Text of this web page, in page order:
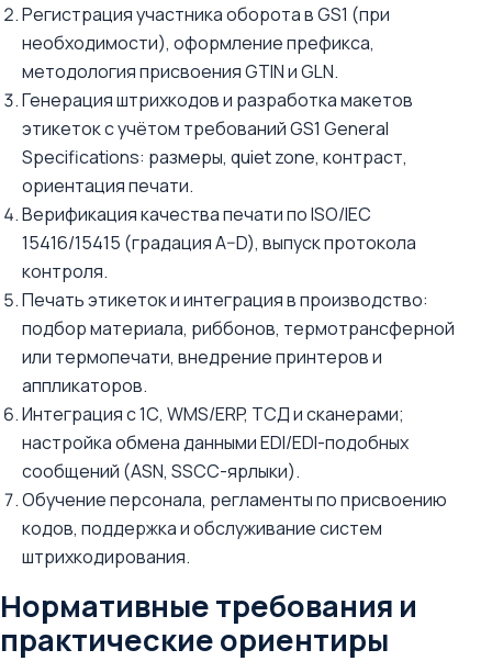
Регистрация участника оборота в GS1 (при
необходимости), оформление префикса,
методология присвоения GTIN и GLN.
Генерация штрихкодов и разработка макетов
этикеток с учётом требований GS1 General
Specifications: размеры, quiet zone, контраст,
ориентация печати.
Верификация качества печати по ISO/IEC
15416/15415 (градация A–D), выпуск протокола
контроля.
Печать этикеток и интеграция в производство:
подбор материала, риббонов, термотрансферной
или термопечати, внедрение принтеров и
аппликаторов.
Интеграция с 1С, WMS/ERP, ТСД и сканерами;
настройка обмена данными EDI/EDI-подобных
сообщений (ASN, SSCC-ярлыки).
Обучение персонала, регламенты по присвоению
кодов, поддержка и обслуживание систем
штрихкодирования.
Нормативные требования и
практические ориентиры